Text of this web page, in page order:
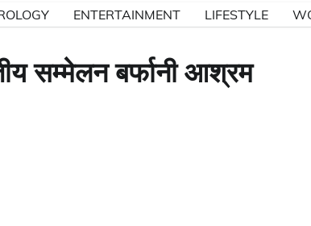
ENTERTAINMENT LIFESTYLE
सम्मेलन बर्फानी आश्रम